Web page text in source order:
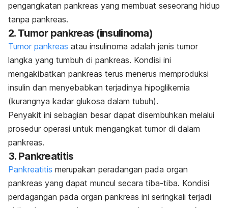
pengangkatan pankreas yang membuat seseorang hidup
tanpa pankreas.
2. Tumor pankreas (insulinoma)
Tumor pankreas atau insulinoma adalah jenis tumor
langka yang tumbuh di pankreas. Kondisi ini
mengakibatkan pankreas terus menerus memproduksi
insulin dan menyebabkan terjadinya hipoglikemia
(kurangnya kadar glukosa dalam tubuh).
Penyakit ini sebagian besar dapat disembuhkan melalui
prosedur operasi untuk mengangkat tumor di dalam
pankreas.
3. Pankreatitis
Pankreatitis merupakan peradangan pada organ
pankreas yang dapat muncul secara tiba-tiba. Kondisi
perdagangan pada organ pankreas ini seringkali terjadi